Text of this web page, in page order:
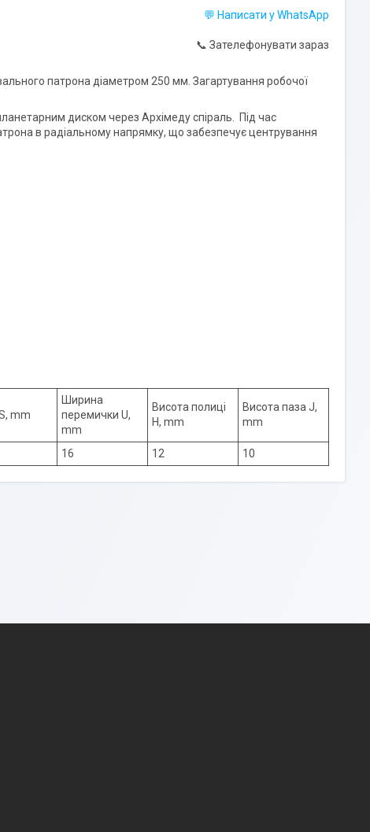
💬 Написати у WhatsApp
📞 Зателефонувати зараз
патрона діаметром 250 мм. Загартування робочої
диском через Архімеду спіраль. Під час
в радіальному напрямку, що забезпечує центрування
mm
Ширина
перемички U,
mm
Висота полиці
H, mm
Висота паза J,
mm
16 12 10